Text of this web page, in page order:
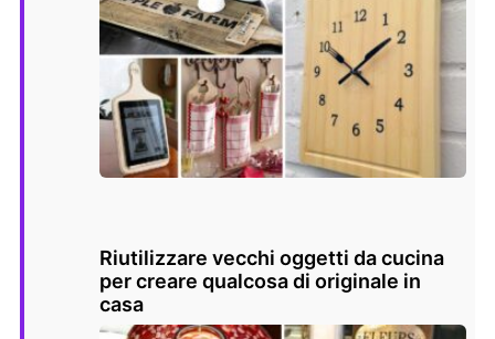
Riutilizzare vecchi oggetti da cucina
per creare qualcosa di originale in
casa